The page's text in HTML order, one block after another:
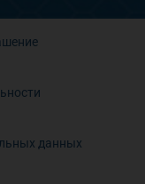
данных